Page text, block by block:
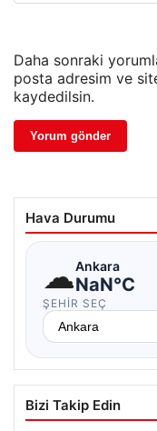
Daha sonraki
posta adresim ve
kaydedilsin.
Hava Durumu
☁Ankara
NaN°C
ŞEHIR SEÇ
Bizi Takip Edin